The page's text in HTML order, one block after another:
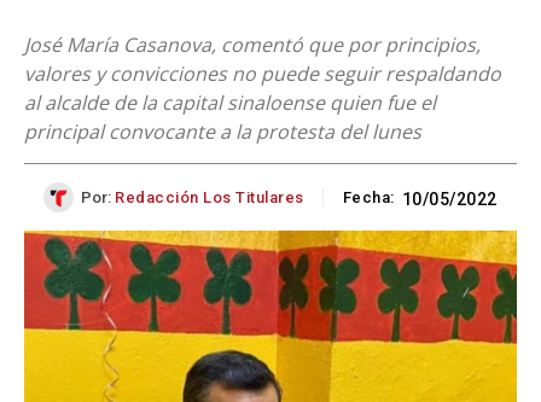
José María Casanova, comentó que por principios,
valores y convicciones no puede seguir respaldando
al alcalde de la capital sinaloense quien fue el
principal convocante a la protesta del lunes
Por: Redacción Los Titulares Fecha: 10/05/2022